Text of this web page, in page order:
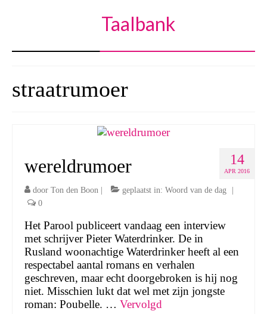
Taalbank
straatrumoer
14
APR 2016
wereldrumoer
door Ton den Boon | geplaatst in: Woord van de dag
|
0
Het Parool publiceert vandaag een interview
met schrijver Pieter Waterdrinker. De in
Rusland woonachtige Waterdrinker heeft al een
respectabel aantal romans en verhalen
geschreven, maar echt doorgebroken is hij nog
niet. Misschien lukt dat wel met zijn jongste
roman: Poubelle. … Vervolgd